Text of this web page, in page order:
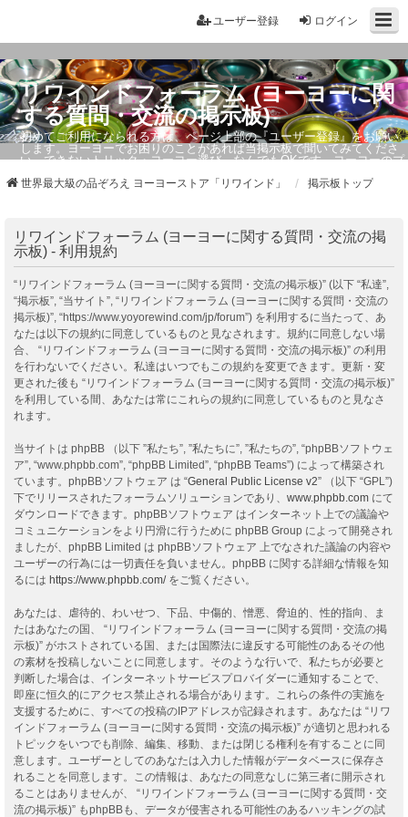
ログイン
ユーザー登録
リワインドフォーラム (ヨーヨーに関
する質問・交流の掲示板)
初めてご利用になられる方は、ページ上部の『ユーザー登録』をお願い
します。ヨーヨーでお困りのことがあれば当掲示板で聞いてみてくださ
い。できないトリック・ヨーヨー選び、なんでもOKです。ヨーヨーのプ
世界最大級の品ぞろえ ヨーヨーストア「リワインド」 掲示板トップ
リワインドフォーラム (ヨーヨーに関する質問・交流の掲
示板) - 利用規約
“リワインドフォーラム (ヨーヨーに関する質問・交流の掲示板)” (以下 “私達”,
“掲示板”, “当サイト”, “リワインドフォーラム (ヨーヨーに関する質問・交流の
掲示板)”, “https://www.yoyorewind.com/jp/forum”) を利用するに当たって、あ
なたは以下の規約に同意しているものと見なされます。規約に同意しない場
合、 “リワインドフォーラム (ヨーヨーに関する質問・交流の掲示板)” の利用
を行わないでください。私達はいつでもこの規約を変更できます。更新・変
更された後も “リワインドフォーラム (ヨーヨーに関する質問・交流の掲示板)”
を利用している間、あなたは常にこれらの規約に同意しているものと見なさ
れます。
当サイトは phpBB （以下 ”私たち”, ”私たちに”, ”私たちの”, “phpBBソフトウェ
ア”, “www.phpbb.com”, “phpBB Limited”, “phpBB Teams”) によって構築され
ています。phpBBソフトウェア は “General Public License v2” （以下 “GPL”)
下でリリースされたフォーラムソリューションであり、 www.phpbb.com にて
ダウンロードできます。phpBBソフトウェア はインターネット上での議論や
コミュニケーションをより円滑に行うために phpBB Group によって開発され
ましたが、phpBB Limited は phpBBソフトウェア 上でなされた議論の内容や
ユーザーの行為には一切責任を負いません。phpBB に関する詳細な情報を知
るには https://www.phpbb.com/をご覧ください。
あなたは、虐待的、わいせつ、下品、中傷的、憎悪、脅迫的、性的指向、ま
たはあなたの国、 “リワインドフォーラム (ヨーヨーに関する質問・交流の掲
示板)” がホストされている国、または国際法に違反する可能性のあるその他
の素材を投稿しないことに同意します。そのような行いで、私たちが必要と
判断した場合は、インターネットサービスプロバイダーに通知することで、
即座に恒久的にアクセス禁止される場合があります。これらの条件の実施を
支援するために、すべての投稿のIPアドレスが記録されます。あなたは “リワ
インドフォーラム (ヨーヨーに関する質問・交流の掲示板)” が適切と思われる
トピックをいつでも削除、編集、移動、または閉じる権利を有することに同
意します。ユーザーとしてのあなたは入力した情報がデータベースに保存さ
れることを同意します。この情報は、あなたの同意なしに第三者に開示され
ることはありませんが、 “リワインドフォーラム (ヨーヨーに関する質問・交
流の掲示板)” もphpBBも、データが侵害される可能性のあるハッキングの試